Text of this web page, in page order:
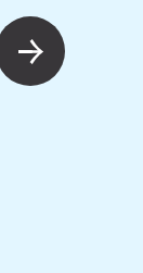
シュガーバターサ